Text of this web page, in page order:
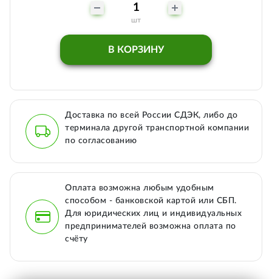
шт
В КОРЗИНУ
Доставка по всей России СДЭК, либо до
терминала другой транспортной компании
по согласованию
Оплата возможна любым удобным
способом - банковской картой или СБП.
Для юридических лиц и индивидуальных
предпринимателей возможна оплата по
счёту